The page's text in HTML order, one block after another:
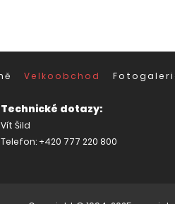
Velkoobchod
Technické dotazy:
Vít Šild
Telefon: +420 777 220 800